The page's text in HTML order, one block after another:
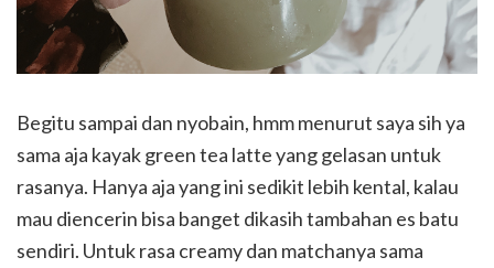
Begitu sampai dan nyobain, hmm menurut saya sih ya
sama aja kayak green tea latte yang gelasan untuk
rasanya. Hanya aja yang ini sedikit lebih kental, kalau
mau diencerin bisa banget dikasih tambahan es batu
sendiri. Untuk rasa creamy dan matchanya sama